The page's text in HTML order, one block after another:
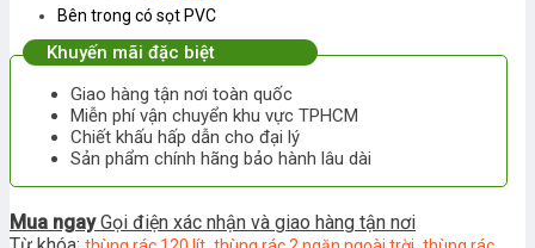
Bên trong có sọt PVC
Khuyến mãi đặc biệt
Giao hàng tận nơi toàn quốc
Miễn phí vận chuyển khu vực TPHCM
Chiết khấu hấp dẫn cho đại lý
Sản phẩm chính hãng bảo hành lâu dài
Mua ngay Gọi điện xác nhận và giao hàng tận nơi